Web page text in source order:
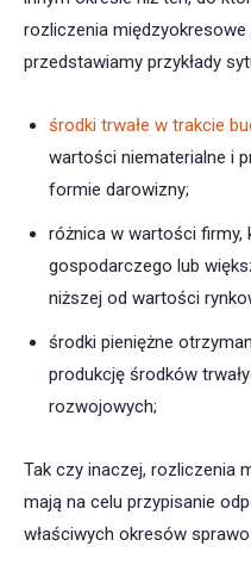
rozliczenia międzyokresowe
przedstawiamy przykłady
środki trwałe w trakcie
wartości niematerialne i
formie darowizny;
różnica w wartości firmy,
gospodarczego lub
niższej od wartości
środki pieniężne
produkcję środków
rozwojowych;
Tak czy inaczej, rozliczenia
mają na celu przypisanie
właściwych okresów